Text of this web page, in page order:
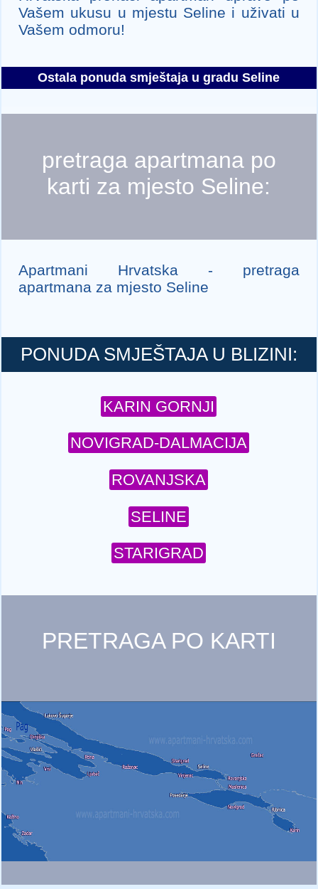
Vašem ukusu u mjestu Seline i uživati u
Vašem odmoru!
Ostala ponuda smještaja u gradu Seline
pretraga apartmana po
karti za mjesto Seline:
Apartmani Hrvatska - pretraga
apartmana za mjesto Seline
PONUDA SMJEŠTAJA U BLIZINI:
KARIN GORNJI
NOVIGRAD-DALMACIJA
ROVANJSKA
SELINE
STARIGRAD
PRETRAGA PO KARTI